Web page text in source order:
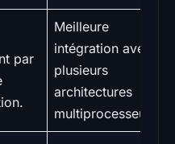
par
Meilleure
intégration avec
plusieurs
architectures
multiprocesseurs.